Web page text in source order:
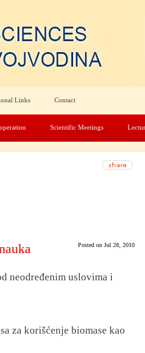
Links Contact
Scientific Meetings
Posted on Jul 28, 2010
neodređenim uslovima i
za korišćenje biomase kao